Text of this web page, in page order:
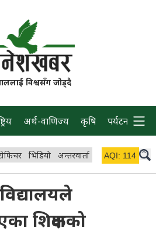
विश्वसँग जोड्दै
अर्थ-वाणिज्य कृषि पर्यटन प्रवास
भिडियो अन्तरवार्ता विचार/ब्लग
AQI: 114
शिक्षकको